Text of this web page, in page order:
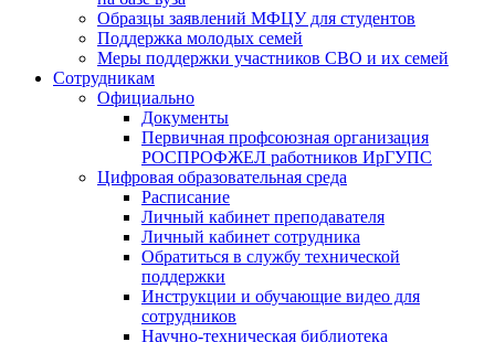
Образцы заявлений МФЦУ для студентов
Поддержка молодых семей
Меры поддержки участников СВО и их семей
Сотрудникам
Официально
Документы
Первичная профсоюзная организация
РОСПРОФЖЕЛ работников ИрГУПС
Цифровая образовательная среда
Расписание
Личный кабинет преподавателя
Личный кабинет сотрудника
Обратиться в службу технической
поддержки
Инструкции и обучающие видео для
сотрудников
Научно-техническая библиотека